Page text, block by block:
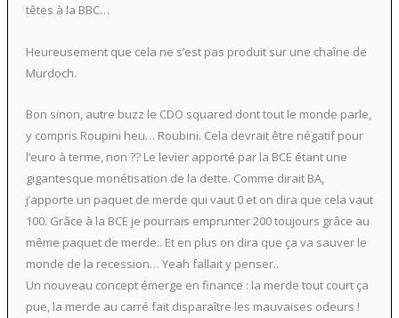
têtes à la BBC…
Heureusement que cela ne s’est pas produit sur une chaîne de
Murdoch.
Bon sinon, autre buzz le CDO squared dont tout le monde parle,
y compris Roupini heu… Roubini. Cela devrait être négatif pour
l’euro à terme, non ?? Le levier apporté par la BCE étant une
gigantesque monétisation de la dette. Comme dirait BA,
j’apporte un paquet de merde qui vaut 0 et on dira que cela vaut
100. Grâce à la BCE je pourrais emprunter 200 toujours grâce au
même paquet de merde.. Et en plus on dira que ça va sauver le
monde de la recession… Yeah fallait y penser..
Un nouveau concept émerge en finance : la merde tout court ça
pue, la merde au carré fait disparaître les mauvaises odeurs !